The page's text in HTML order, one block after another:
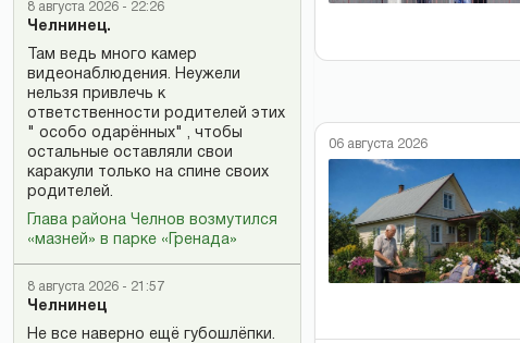
8 августа 2026 - 22:26
Челнинец.
Там ведь много камер
видеонаблюдения. Неужели
нельзя привлечь к
ответственности родителей этих
" особо одарённых" , чтобы
остальные оставляли свои
каракули только на спине своих
родителей.
Глава района Челнов возмутился
«мазней» в парке «Гренада»
8 августа 2026 - 21:57
Челнинец
Не все наверно ещё губошлёпки.
06 августа 2026